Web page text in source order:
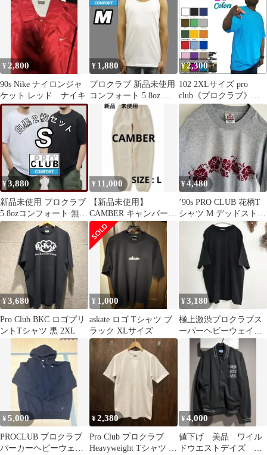
¥2,800
90s Nike ナイロンジャ
ケット レッド ナイキ
¥ 1,880
プロクラブ 新品未使用
コンフォート 5.8oz タ
ンクトップ 白 M
¥2,300
102 2XLサイズ pro
club《プロクラブ》コ
ンフォート半袖無地T
シャツ
¥3,880
新品未使用 プロクラブ
5.8ozコンフォート 無地
半袖Tシャツ 白黒２枚
¥ 11,000
【新品未使用】
CAMBER キャンバー
スウェットパンツ
12oz アメリカ製
¥4,480
’90s PRO CLUB 花柄T
シャツ M デッドストッ
ク
¥3,680
Pro Club BKC ロゴプリ
ントTシャツ 黒 2XL
¥ 1,000
askate ロゴ Tシャツ ブ
ラック XLサイズ
¥3,180
極上激渋プロクラブス
ーパーヘビーウェイト
無地ブランク墨黒フェ
ードTシャツXL極太
¥5,000
PROCLUB プロクラブ
パーカーヘビーウェイ
¥2,380
Pro Club プロクラブ
Heavyweight Tシャツ 白
¥4,000
値下げ 美品 ワイル
ドウエストデイズ ス